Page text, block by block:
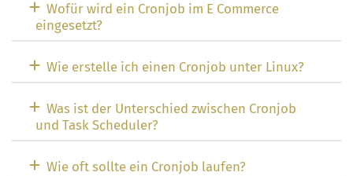
Wofür wird ein Cronjob im E Commerce
eingesetzt?
Wie erstelle ich einen Cronjob unter Linux?
Was ist der Unterschied zwischen Cronjob
und Task Scheduler?
Wie oft sollte ein Cronjob laufen?